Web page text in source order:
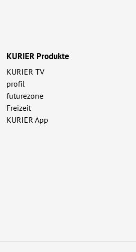
KURIER Produkte
KURIER TV
profil
futurezone
Freizeit
KURIER App